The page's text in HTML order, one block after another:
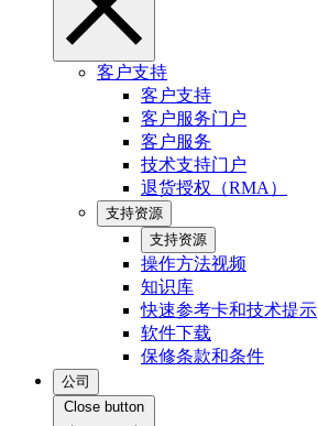
客户支持
客户支持
客户服务门户
客户服务
技术支持门户
退货授权（RMA）
支持资源
支持资源
操作方法视频
知识库
快速参考卡和技术提示
软件下载
保修条款和条件
公司
Close button